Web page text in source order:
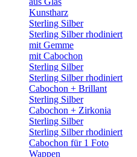
Kunstharz
Sterling Silber
Sterling Silber rhodiniert
mit Gemme
mit Cabochon
Sterling Silber
Sterling Silber rhodiniert
Cabochon + Brillant
Sterling Silber
Cabochon + Zirkonia
Sterling Silber
Sterling Silber rhodiniert
Cabochon für 1 Foto
Wappen